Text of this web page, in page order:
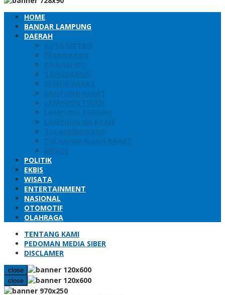
HOME
BANDAR LAMPUNG
DAERAH
KOTA METRO
PESAWARAN
PRINGSEWU
TANGGAMUS
PESISIR BARAT
LAMPUNG BARAT
LAMPUNG TIMUR
LAMPUNG TENGAH
LAMPUNG SELATAN
TULANGBAWANG
TULANGBAWANG BARAT
MESUJI
POLITIK
EKBIS
WISATA
ENTERTAINMENT
NASIONAL
OTOMOTIF
OLAHRAGA
TENTANG KAMI
PEDOMAN MEDIA SIBER
DISCLAMER
close
close